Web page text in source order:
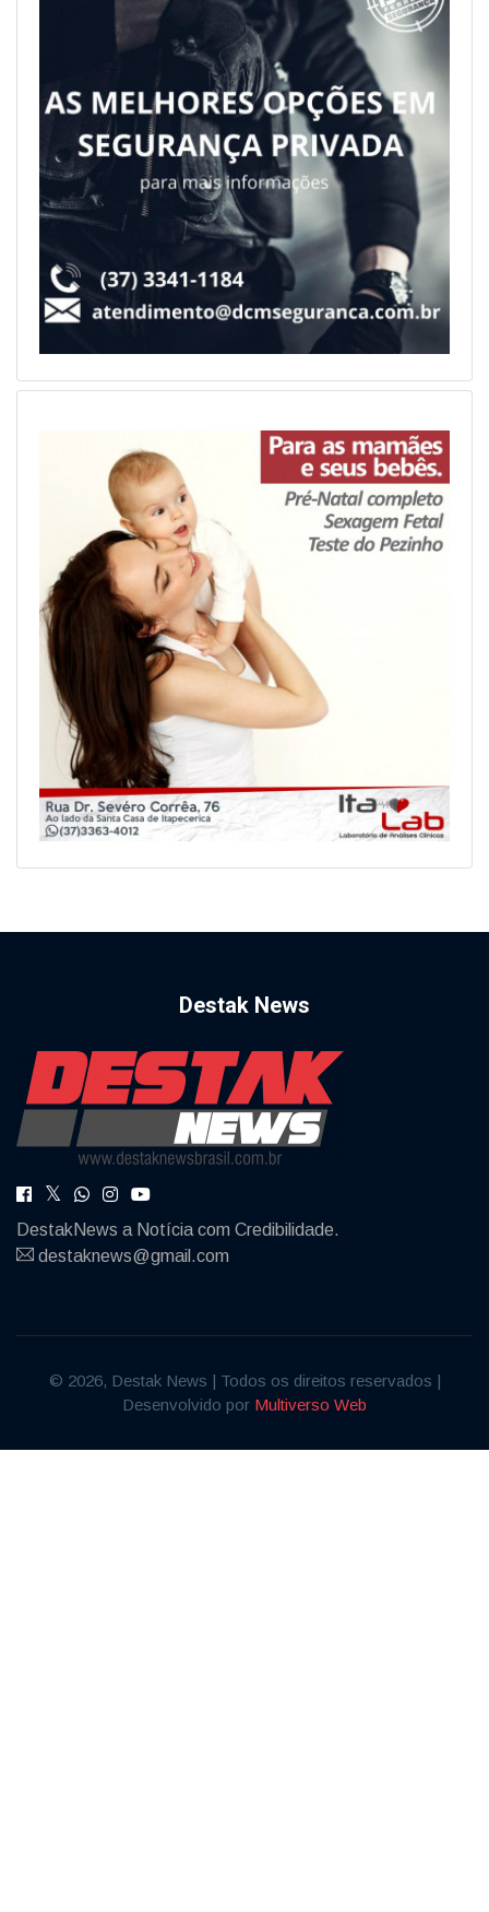
Destak News
DestakNews a Notícia com Credibilidade.
destaknews@gmail.com
© 2026, Destak News | Todos os direitos reservados |
Desenvolvido por Multiverso Web